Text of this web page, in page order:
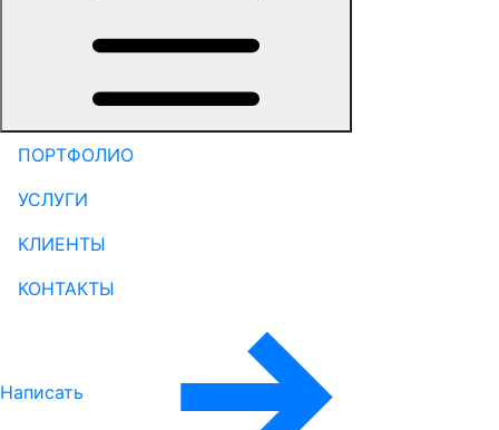
ПОРТФОЛИО
УСЛУГИ
КЛИЕНТЫ
КОНТАКТЫ
Написать